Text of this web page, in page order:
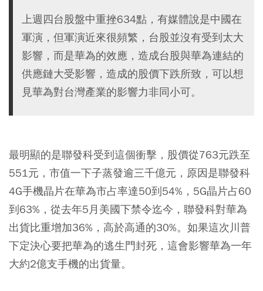
上週四台股盤中重挫634點，有媒體說是中國在
軍演，但軍演近來很頻繁，台股並沒有受到太大
影響，而是華為的效應，造成台股與華為連結的
供應鏈大受影響，造成的股價下跌所致，可以想
見華為對台灣產業的影響力非同小可。
最明顯的是聯發科受到這個衝擊，股價從763元跌至
551元，市值一下子蒸發逾三千億元，原因是聯發科
4G手機晶片在華為市占率達50到54%，5G晶片占60
到63%，從去年5月美國下禁令迄今，聯發科對華為
出貨比重增加36%，高於高通的30%。如果這次川普
下定決心要把華為的逃生門封死，這會影響華為一年
大約2億支手機的出貨量。